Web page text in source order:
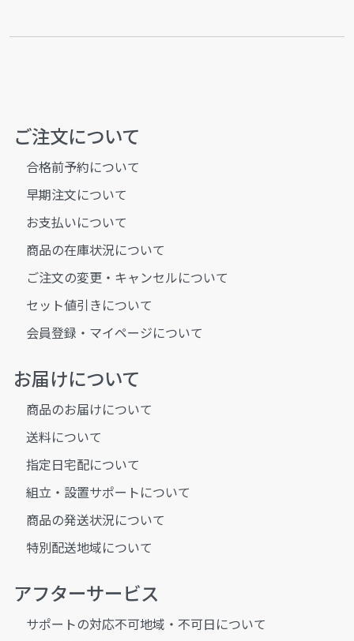
ご注文について
合格前予約について
早期注文について
お支払いについて
商品の在庫状況について
ご注文の変更・キャンセルについて
セット値引きについて
会員登録・マイページについて
お届けについて
商品のお届けについて
送料について
指定日宅配について
組立・設置サポートについて
商品の発送状況について
特別配送地域について
アフターサービス
サポートの対応不可地域・不可日について